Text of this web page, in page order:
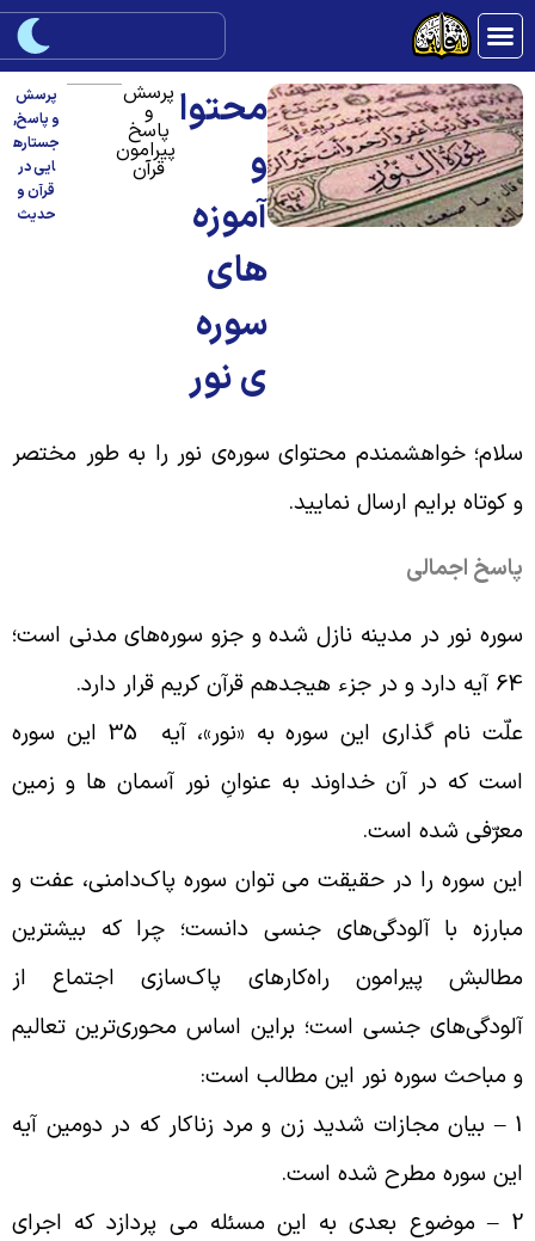
محتوا
و
آموزه‌
های
سوره‌
ی نور
پرسش
و
پاسخ
پیرامون
قرآن
پرسش
و پاسخ,
جستاره
ایی در
قرآن و
حدیث
خواهشمندم محتوای سوره‌ی نور را به طور مختصر
کوتاه برایم ارسال نمایید.
اجمالی
نور در مدینه نازل شده و جزو سوره‌های مدنی است؛
جزء هیجدهم قرآن کریم قرار دارد
.
علّت نام ‌گذارى این سوره به «نور»، آیه 35 این سوره
که در آن خداوند به عنوانِ نور آسمان ‌ها و زمین
شده است.
سوره را در حقیقت می توان سوره پاک‌دامنى، عفت و
با آلودگی‌هاى جنسى دانست؛ چرا که بیشترین
پیرامون راه‌کارهای پاک‌‌سازى اجتماع از
جنسى است؛ براین اساس محوری‌ترین تعالیم
مباحث سوره نور این مطالب است:
بیان مجازات شدید زن و مرد زناکار که در دومین آیه
سوره مطرح شده است.
موضوع بعدی به این مسئله مى‌ ‌پردازد که اجراى